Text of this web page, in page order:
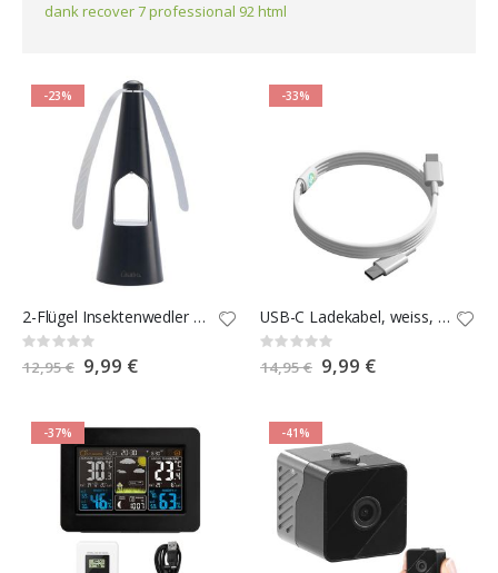
dank recover 7 professional 92 html
-23%
2-Flügel Insektenwedler mit LED-Beleuchtung
Rating:
0%
12,95 € Special
Price
9,99 €
-33%
USB-C Ladekabel, weiss, 1,5 m
Rating:
0%
14,95 € Special
Price
9,99 €
-37% -41%